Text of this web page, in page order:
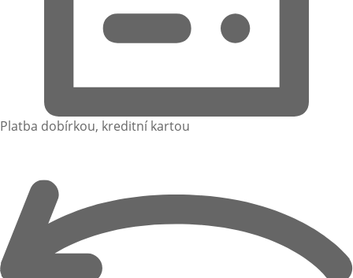
Platba dobírkou, kreditní kartou